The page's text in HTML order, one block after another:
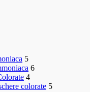
5
6
4
colorate 5